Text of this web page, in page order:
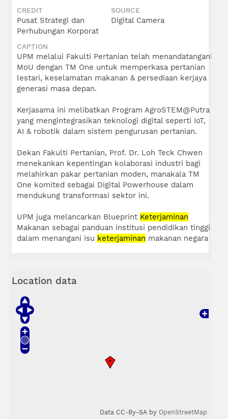
CREDIT
Pusat Strategi dan
Perhubungan Korporat
SOURCE
Digital Camera
CAPTION
UPM melalui Fakulti Pertanian telah menandatangani
MoU dengan TM One untuk memperkasa pertanian
lestari, keselamatan makanan & persediaan kerjaya
generasi masa depan.
Kerjasama ini melibatkan Program AgroSTEM@Putra
yang mengintegrasikan teknologi digital seperti IoT,
AI & robotik dalam sistem pengurusan pertanian.
Dekan Fakulti Pertanian, Prof. Dr. Loh Teck Chwen
menekankan kepentingan kolaborasi industri bagi
melahirkan pakar pertanian moden, manakala TM
One komited sebagai Digital Powerhouse dalam
mendukung transformasi sektor ini.
UPM juga melancarkan Blueprint Keterjaminan
Makanan sebagai panduan institusi pendidikan tinggi
dalam menangani isu keterjaminan makanan negara
Location data
Data CC-By-SA by OpenStreetMap